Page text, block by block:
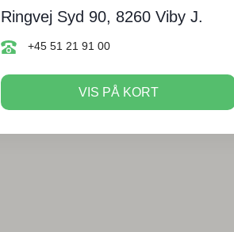
Ringvej Syd 90, 8260 Viby J.
+45 51 21 91 00
VIS PÅ KORT